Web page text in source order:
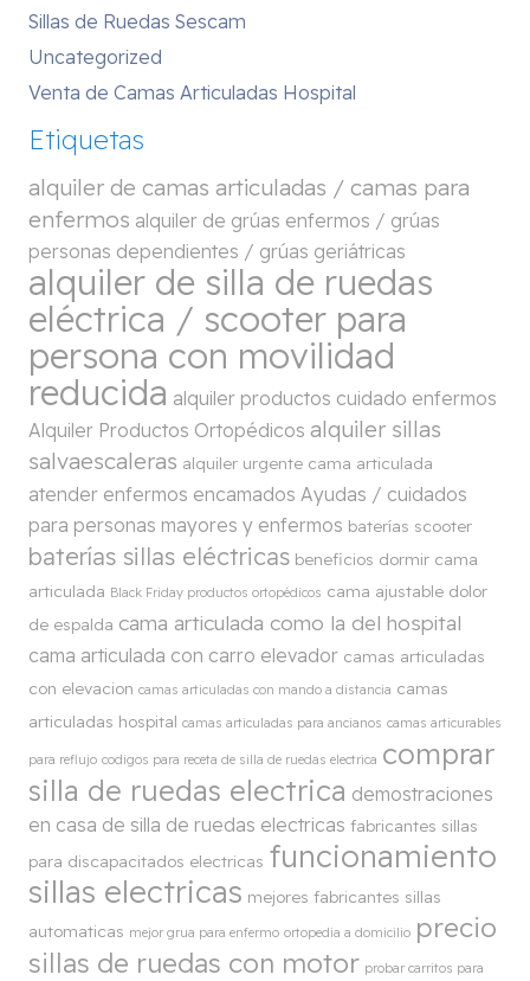
Sillas de Ruedas Sescam
Uncategorized
Venta de Camas Articuladas Hospital
Etiquetas
alquiler de camas articuladas / camas para
enfermos alquiler de grúas enfermos / grúas
personas dependientes / grúas geriátricas
alquiler de silla de ruedas
eléctrica / scooter para
persona con movilidad
reducida alquiler productos cuidado enfermos
Alquiler Productos Ortopédicos alquiler sillas
salvaescaleras alquiler urgente cama articulada
atender enfermos encamados Ayudas / cuidados
para personas mayores y enfermos baterías scooter
baterías sillas eléctricas beneficios dormir cama
articulada Black Friday productos ortopédicos cama ajustable dolor
de espalda cama articulada como la del hospital
cama articulada con carro elevador camas articuladas
con elevacion camas articuladas con mando a distancia camas
articuladas hospital camas articuladas para ancianos camas articurables
para reflujo codigos para receta de silla de ruedas electrica comprar
silla de ruedas electrica demostraciones
en casa de silla de ruedas electricas fabricantes sillas
para discapacitados electricas funcionamiento
sillas electricas mejores fabricantes sillas
automaticas mejor grua para enfermo ortopedia a domicilio precio
sillas de ruedas con motor probar carritos para